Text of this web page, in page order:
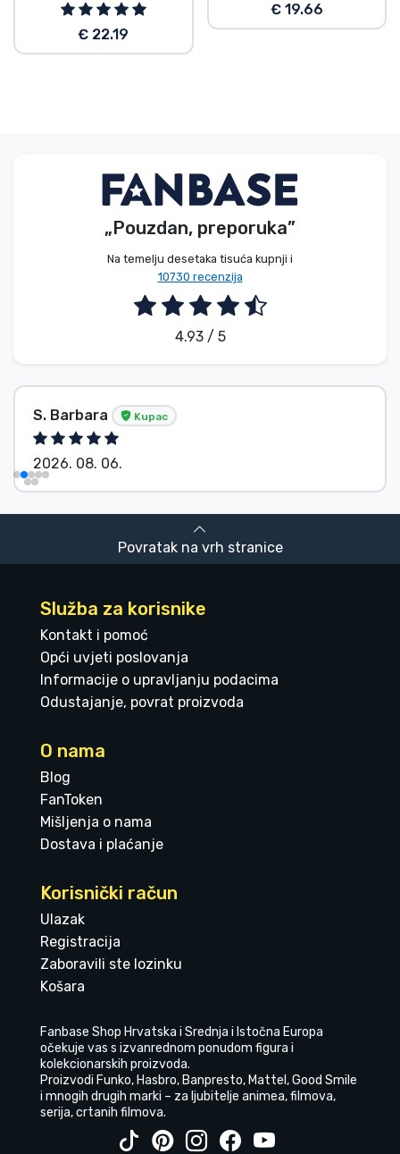
€ 22.19
€ 19.66
„Pouzdan, preporuka”
Na temelju desetaka tisuća kupnji i
10730 recenzija
4.93 / 5
S. Barbara Kupac
2026. 08. 06.
Povratak na vrh stranice
Služba za korisnike
Kontakt i pomoć
Opći uvjeti poslovanja
Informacije o upravljanju podacima
Odustajanje, povrat proizvoda
O nama
Blog
FanToken
Mišljenja o nama
Dostava i plaćanje
Korisnički račun
Ulazak
Registracija
Zaboravili ste lozinku
Košara
Fanbase Shop Hrvatska i Srednja i Istočna Europa
očekuje vas s izvanrednom ponudom figura i
kolekcionarskih proizvoda.
Proizvodi Funko, Hasbro, Banpresto, Mattel, Good Smile
i mnogih drugih marki – za ljubitelje animea, filmova,
serija, crtanih filmova.